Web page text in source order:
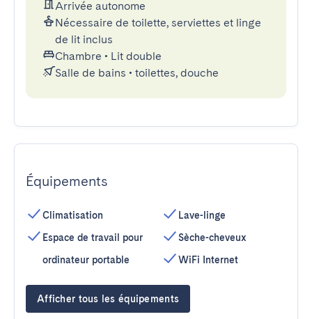
Arrivée autonome
Nécessaire de toilette, serviettes et linge
de lit inclus
Chambre • Lit double
Salle de bains • toilettes, douche
Équipements
Climatisation
Espace de travail pour
ordinateur portable
Lave-linge
Sèche-cheveux
WiFi Internet
Afficher tous les équipements